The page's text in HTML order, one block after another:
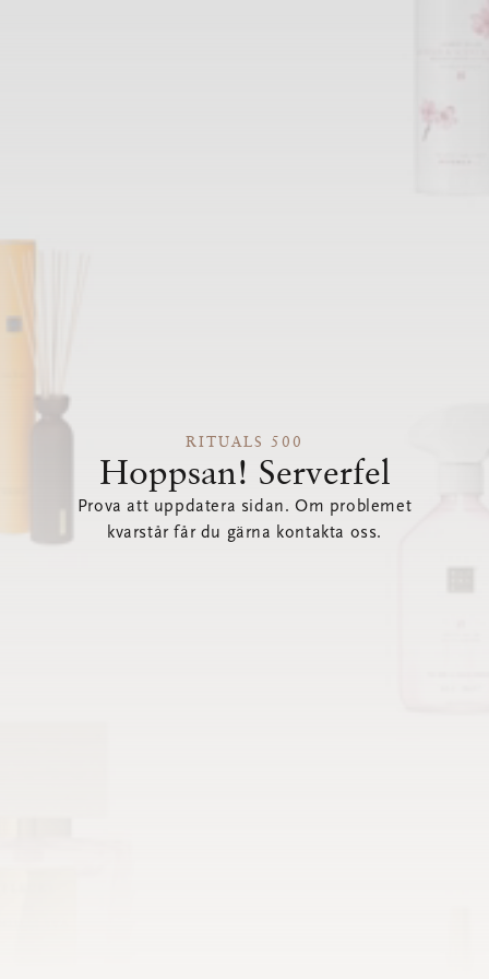
RITUALS 500
Hoppsan! Serverfel
Prova att uppdatera sidan. Om problemet
kvarstår får du gärna kontakta oss.